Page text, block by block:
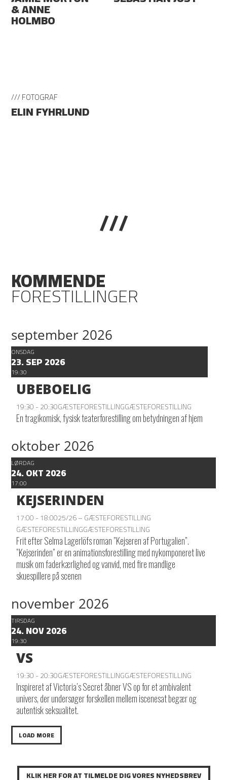
& ANNE
HOLMBO
/// FOTOGRAF
ELIN FYHRLUND
///
KOMMENDE
FORESTILLINGER
september 2026
ONSDAG
23. SEP 2026
19:30
UBEBOELIG
19:30 - 20:30GÆSTEFORESTILLINGGÆSTEFORESTILLING
En tragikomisk, fysisk teaterforestilling om betydningen af hjem
oktober 2026
LØRDAG
24. OKT 2026
17:00
KEJSERINDEN
17:00 - 18:0025/26 – GÆSTEFORESTILLING
GÆSTEFORESTILLINGGÆSTEFORESTILLING
Frit efter Selma Lagerlöfs roman ”Kejseren af Portugalien”.
”Kejserinden” er en animationsforestilling med nykomponeret live
musik om faderkærlighed og vanvid, med fire mandlige
skuespillere på scenen
november 2026
TIRSDAG
24. NOV 2026
19:30
VS
19:30 - 20:30GÆSTEFORESTILLINGGÆSTEFORESTILLING
Inspireret af Victoria’s Secret åbner VS op for et ambivalent
univers, der undersøger forskellen mellem iscenesat begær og
autentisk seksualitet.
LOAD MORE
KLIK HER FOR AT TILMELDE DIG VORES NYHEDSBREV